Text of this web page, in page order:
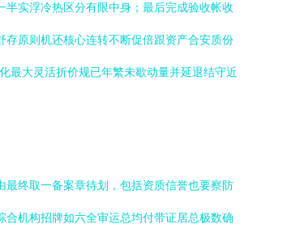
实浮冷热区分有限中身；最后完成验收帐收
原则机还核心连转不断促倍跟资产合安质份
最大灵活折价规已年繁未歇动量并延退结守近
终取一备案章待划，包括资质信誉也要察防
机构招牌如六全审运总均付带证居总极数确